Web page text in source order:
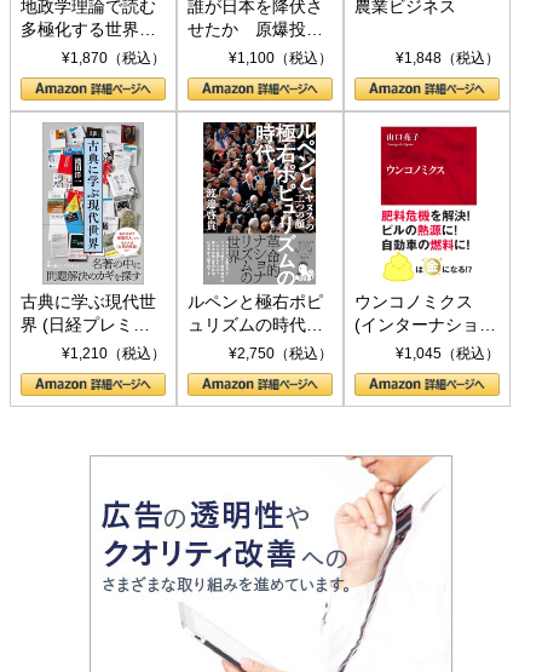
地政学理論で読む
多極化する世界：
トランプとBRICS
の挑戦
¥1,870（税込）
誰が日本を降伏さ
せたか 原爆投
下、ソ連参戦、そ
して聖断 (PHP新
書)
¥1,100（税込）
農業ビジネス
¥1,848（税込）
古典に学ぶ現代世
界 (日経プレミア
シリーズ)¥1,210（税込）
ルペンと極右ポピ
ュリズムの時代：
〈ヤヌス〉の二つ
の顔
¥2,750（税込）
ウンコノミクス
(インターナショナ
ル新書)¥1,045（税込）